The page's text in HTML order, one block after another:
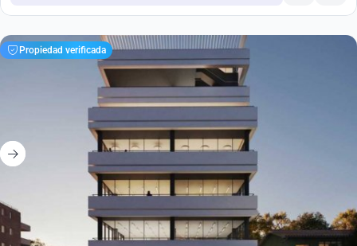
Propiedad verificada
€ 2 015 000